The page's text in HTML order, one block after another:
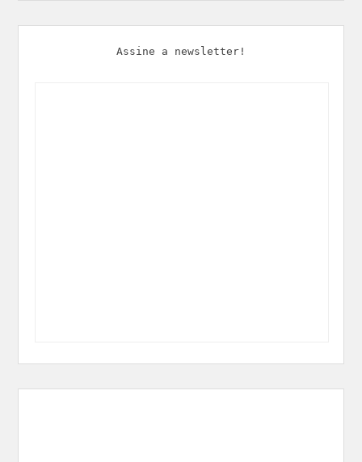
Assine a newsletter!